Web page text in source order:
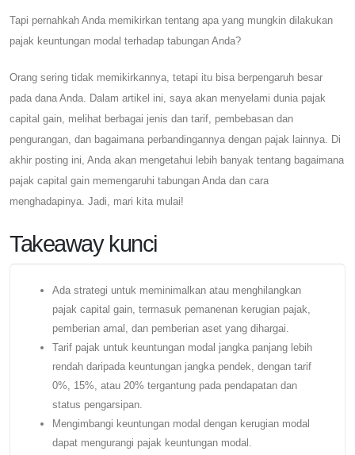
Tapi pernahkah Anda memikirkan tentang apa yang mungkin dilakukan
pajak keuntungan modal terhadap tabungan Anda?
Orang sering tidak memikirkannya, tetapi itu bisa berpengaruh besar
pada dana Anda. Dalam artikel ini, saya akan menyelami dunia pajak
capital gain, melihat berbagai jenis dan tarif, pembebasan dan
pengurangan, dan bagaimana perbandingannya dengan pajak lainnya. Di
akhir posting ini, Anda akan mengetahui lebih banyak tentang bagaimana
pajak capital gain memengaruhi tabungan Anda dan cara
menghadapinya. Jadi, mari kita mulai!
Takeaway kunci
Ada strategi untuk meminimalkan atau menghilangkan
pajak capital gain, termasuk pemanenan kerugian pajak,
pemberian amal, dan pemberian aset yang dihargai.
Tarif pajak untuk keuntungan modal jangka panjang lebih
rendah daripada keuntungan jangka pendek, dengan tarif
0%, 15%, atau 20% tergantung pada pendapatan dan
status pengarsipan.
Mengimbangi keuntungan modal dengan kerugian modal
dapat mengurangi pajak keuntungan modal.